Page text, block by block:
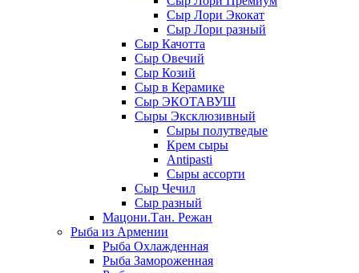
Сыр Лори Экокат
Сыр Лори разный
Сыр Качотта
Сыр Овечий
Сыр Козий
Сыр в Керамике
Сыр ЭКОТАВУШ
Сыры Эксклюзивный
Сыры полутведые
Крем сыры
Antipasti
Сыры ассорти
Сыр Чечил
Сыр разный
Мацони.Тан. Режан
Рыба из Армении
Рыба Охлажденная
Рыба Замороженная